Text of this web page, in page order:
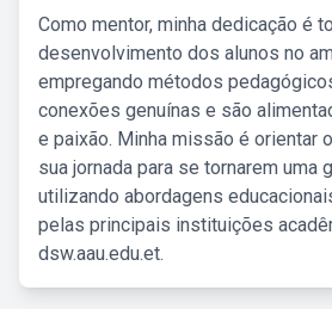
Como mentor, minha dedicação é
desenvolvimento dos alunos no
empregando métodos
conexões genuínas e são
e paixão. Minha missão é orientar
sua jornada para se tornarem uma
utilizando abordagens
pelas principais instituições
dsw.aau.edu.et.